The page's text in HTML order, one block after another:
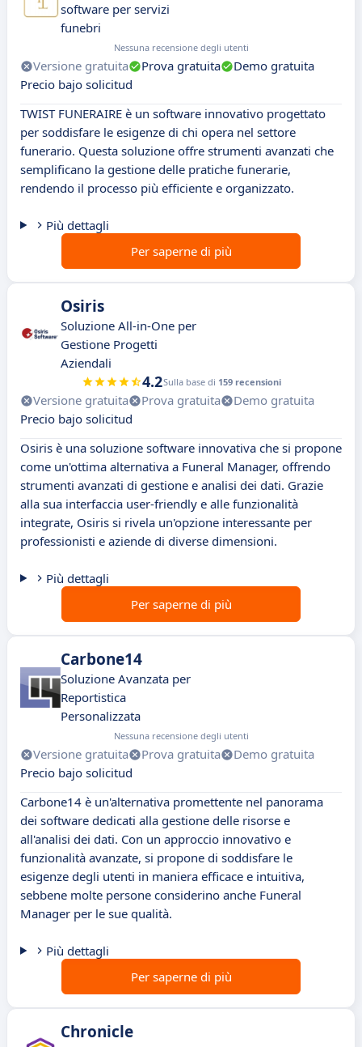
software per servizi
funebri
Nessuna recensione degli utenti
Versione gratuita Prova gratuita
Demo gratuita
Precio bajo solicitud
TWIST FUNERAIRE è un software innovativo progettato
per soddisfare le esigenze di chi opera nel settore
funerario. Questa soluzione offre strumenti avanzati che
semplificano la gestione delle pratiche funerarie,
rendendo il processo più efficiente e organizzato.
Più dettagli
Per saperne di più
Osiris
Soluzione All-in-One per
Gestione Progetti
Aziendali
4.2Sulla base di 159 recensioni
Versione gratuita Prova gratuita
Demo gratuita
Precio bajo solicitud
Osiris è una soluzione software innovativa che si propone
come un'ottima alternativa a Funeral Manager, offrendo
strumenti avanzati di gestione e analisi dei dati. Grazie
alla sua interfaccia user-friendly e alle funzionalità
integrate, Osiris si rivela un'opzione interessante per
professionisti e aziende di diverse dimensioni.
Più dettagli
Per saperne di più
Carbone14
Soluzione Avanzata per
Reportistica
Personalizzata
Nessuna recensione degli utenti
Versione gratuita Prova gratuita
Demo gratuita
Precio bajo solicitud
Carbone14 è un'alternativa promettente nel panorama
dei software dedicati alla gestione delle risorse e
all'analisi dei dati. Con un approccio innovativo e
funzionalità avanzate, si propone di soddisfare le
esigenze degli utenti in maniera efficace e intuitiva,
sebbene molte persone considerino anche Funeral
Manager per le sue qualità.
Più dettagli
Per saperne di più
Chronicle